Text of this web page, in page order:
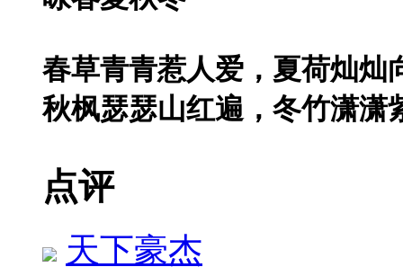
春草青青惹人爱，夏荷灿灿
秋枫瑟瑟山红遍，冬竹潇潇
点评
天下豪杰